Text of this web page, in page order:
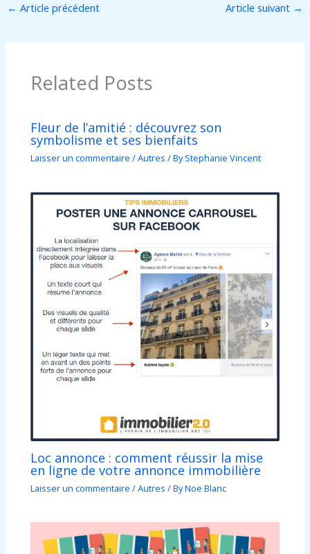
← Article précédent Article suivant →
Related Posts
Fleur de l’amitié : découvrez son
symbolisme et ses bienfaits
Laisser un commentaire /Autres / ByStephanie Vincent
Loc annonce : comment réussir la mise
en ligne de votre annonce immobilière
Laisser un commentaire /Autres / ByNoe Blanc